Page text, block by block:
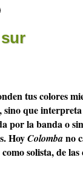
tus colores
sino que interpreta
por la banda o
HoyColombano
solista, de las